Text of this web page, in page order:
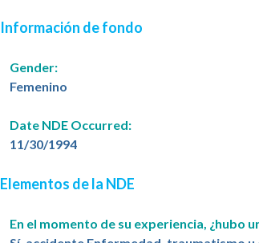
Información de fondo
Gender:
Femenino
Date NDE Occurred:
11/30/1994
Elementos de la NDE
En el momento de su experiencia, ¿hubo